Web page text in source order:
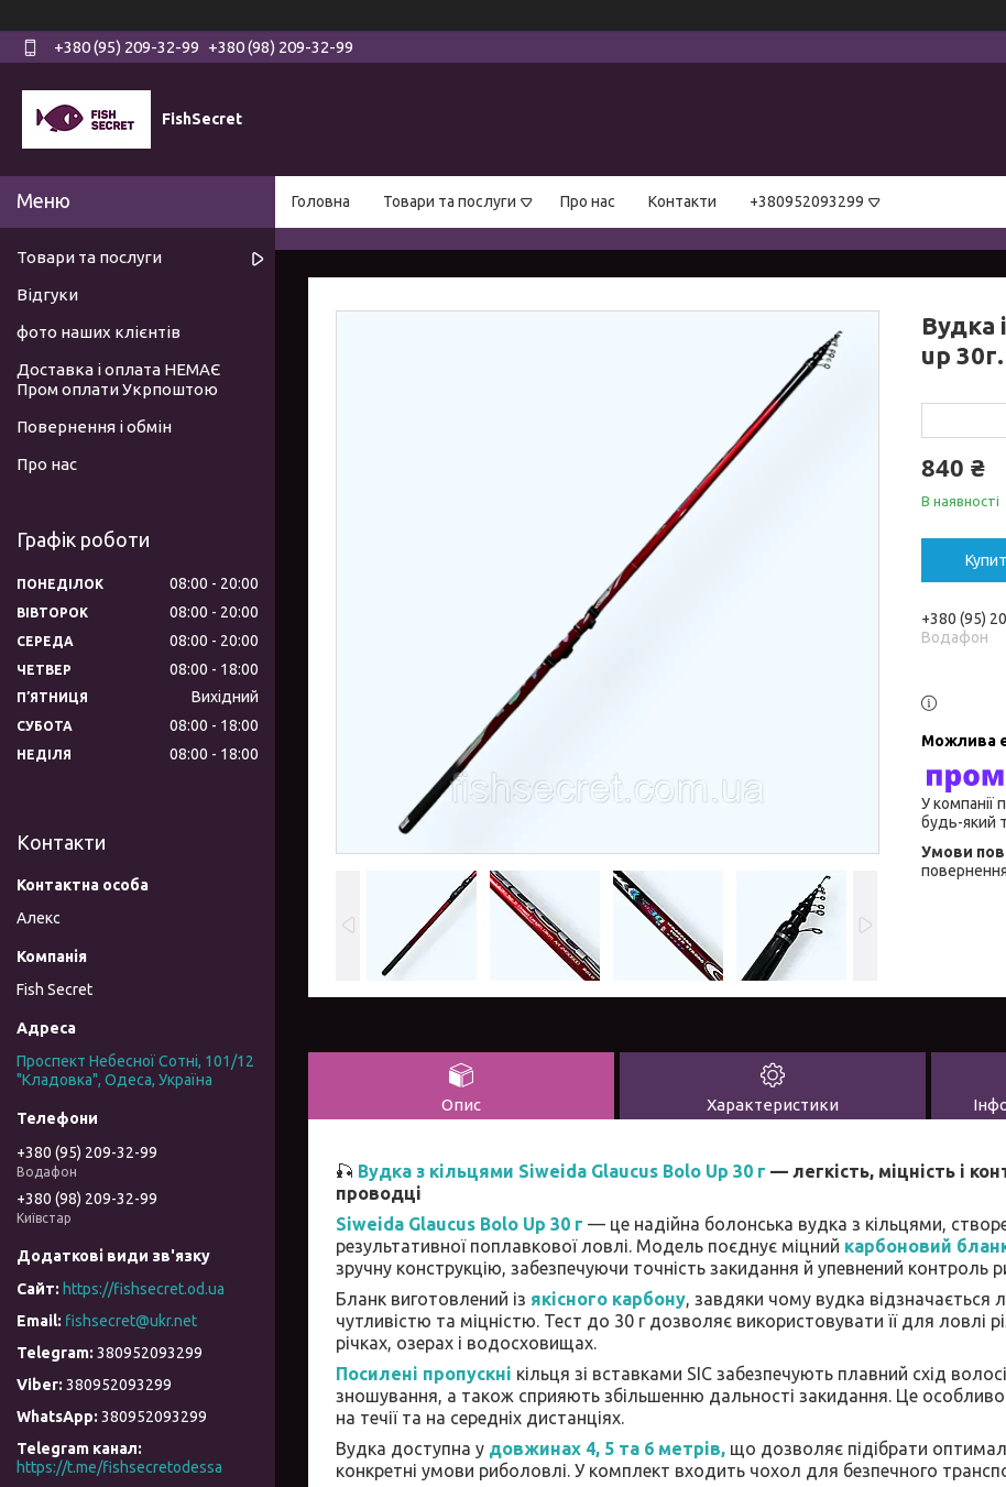
+380 (95) 209-32-99 +380 (98) 209-32-99
FishSecret
Головна Товари та послуги Про нас Контакти +380952093299
Вудка
up
840 ₴
В наявності
+380 (95)
Водафон
У компанії
будь-який
Опис Характеристики
🎣 Вудка з кільцями Siweida Glaucus Bolo Up 30 г — легкість, міцність і
проводці
Siweida Glaucus Bolo Up 30 г — це надійна болонська вудка з кільцями,
результативної поплавкової ловлі. Модель поєднує міцний карбоновий
зручну конструкцію, забезпечуючи точність закидання й упевнений контроль
Бланк виготовлений із якісного карбону, завдяки чому вудка відзначається
чутливістю та міцністю. Тест до 30 г дозволяє використовувати її для ловлі
річках, озерах і водосховищах.
Посилені пропускні кільця зі вставками SIC забезпечують плавний схід
зношування, а також сприяють збільшенню дальності закидання. Це
на течії та на середніх дистанціях.
Вудка доступна у довжинах 4, 5 та 6 метрів, що дозволяє підібрати
конкретні умови риболовлі. У комплект входить чохол для безпечного
Товари та послуги
Відгуки
фото наших клієнтів
Доставка і оплата НЕМАЄ
Пром оплати Укрпоштою
Повернення і обмін
Про нас
Графік роботи
ПОНЕДІЛОК 08:00 20:00
ВІВТОРОК 08:00 20:00
СЕРЕДА 08:00 20:00
ЧЕТВЕР 08:00 18:00
ПʼЯТНИЦЯ Вихідний
СУБОТА 08:00 18:00
НЕДІЛЯ 08:00 18:00
Контакти
Алекс
Fish Secret
Проспект Небесної Сотні, 101/12
"Кладовка", Одеса, Україна
+380 (95) 209-32-99
Водафон
+380 (98) 209-32-99
Київстар
https://fishsecret.od.ua
fishsecret@ukr.net
380952093299
380952093299
380952093299
Telegram канал
https://t.me/fishsecretodessa